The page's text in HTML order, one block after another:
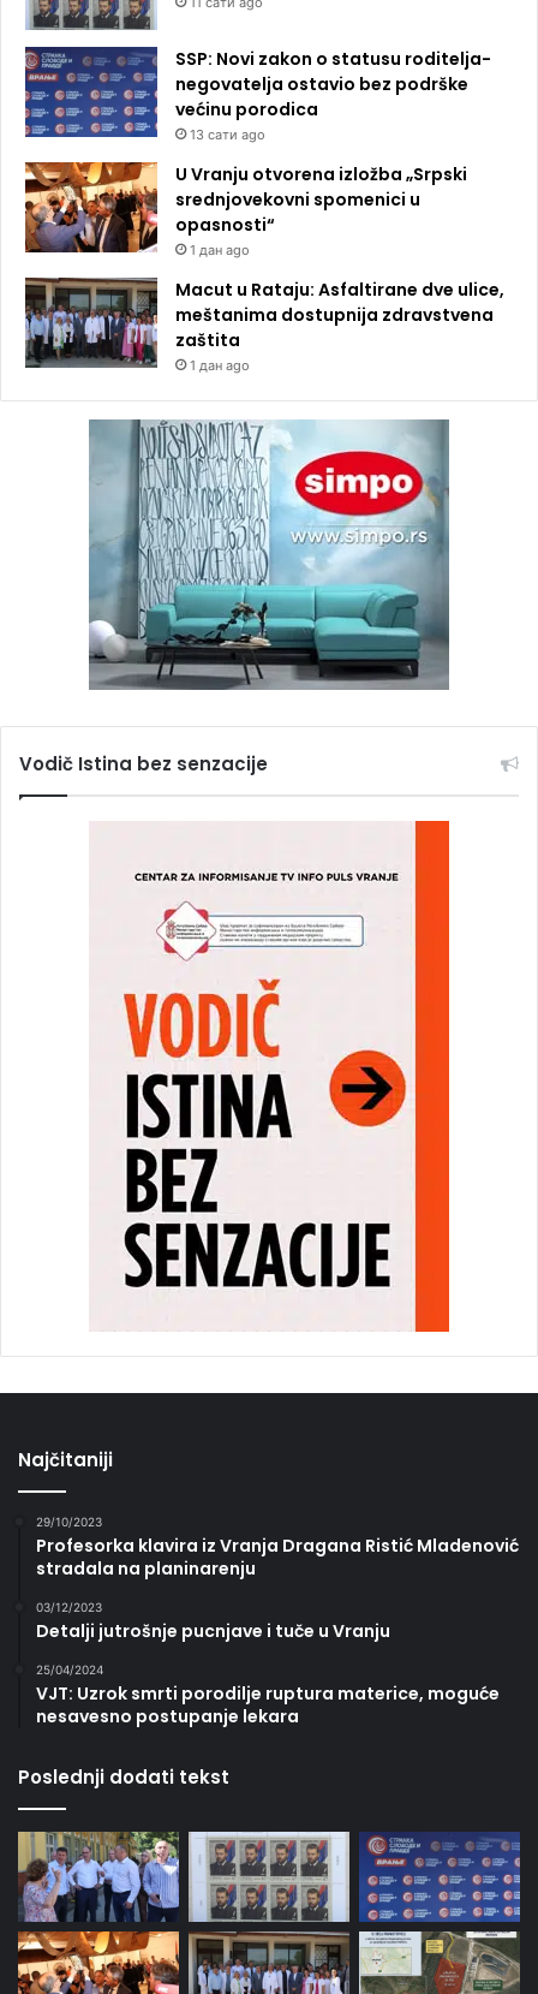
SSP: Novi zakon o statusu roditelja-
negovatelja ostavio bez podrške
većinu porodica
13 сати ago
U Vranju otvorena izložba „Srpski
srednjovekovni spomenici u
opasnosti“
1 дан ago
Macut u Rataju: Asfaltirane dve ulice,
meštanima dostupnija zdravstvena
zaštita
1 дан ago
Vodič Istina bez senzacije
Najčitaniji
29/10/2023
Profesorka klavira iz Vranja Dragana Ristić Mladenović
stradala na planinarenju
03/12/2023
Detalji jutrošnje pucnjave i tuče u Vranju
25/04/2024
VJT: Uzrok smrti porodilje ruptura materice, moguće
nesavesno postupanje lekara
Poslednji dodati tekst